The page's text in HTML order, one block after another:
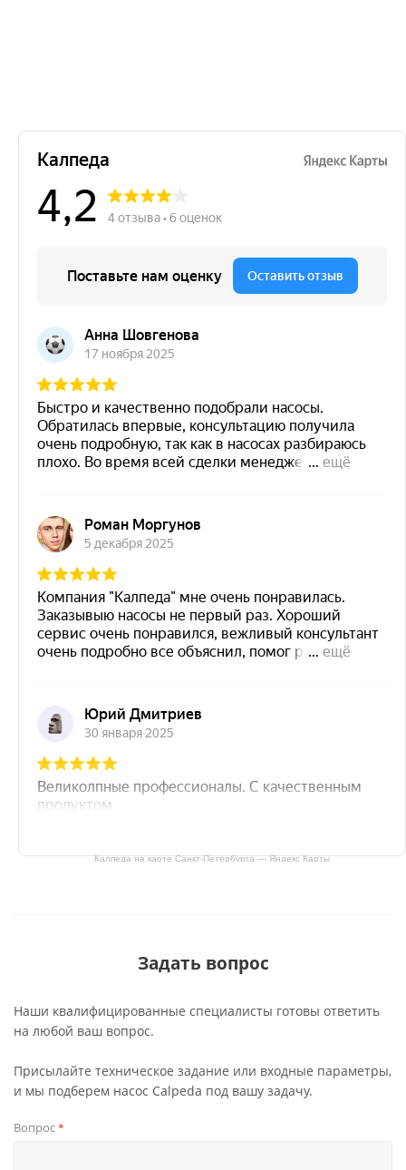
Калпеда на карте Санкт‑Петербурга — Яндекс Карты
Задать вопрос
Наши квалифицированные специалисты готовы ответить
на любой ваш вопрос.
Присылайте техническое задание или входные параметры,
и мы подберем насос Calpeda под вашу задачу.
Вопрос*